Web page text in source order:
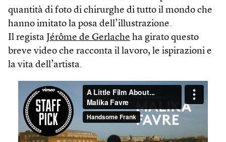
quantità di foto di chirurghe di tutto il mondo che
hanno imitato la posa dell’illustrazione.
Il regista Jérôme de Gerlache ha girato questo
breve video che racconta il lavoro, le ispirazioni e
la vita dell’artista.